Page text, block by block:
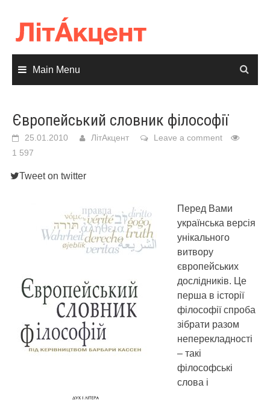
content
Main Menu
Європейський словник філософії
25.01.2010 ЛітАкцент
Leave a comment
1 597
Tweet on twitter
Перед Вами
українська версія
унікального
витвору
європейських
дослідників. Це
перша в історії
філософії спроба
зібрати разом
неперекладності
– такі
філософські
слова і